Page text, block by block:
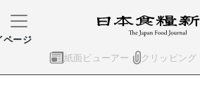
紙面ビューアー クリッピング
ページ